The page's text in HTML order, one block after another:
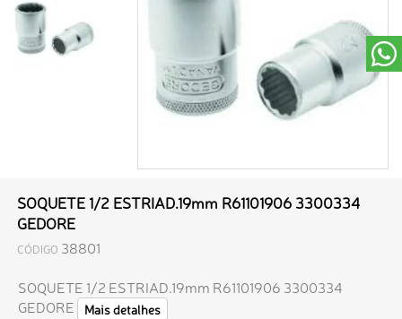
SOQUETE 1/2 ESTRIAD.19mm R61101906 3300334
GEDORE
CÓDIGO 38801
SOQUETE 1/2 ESTRIAD.19mm R61101906 3300334
GEDORE
Mais detalhes